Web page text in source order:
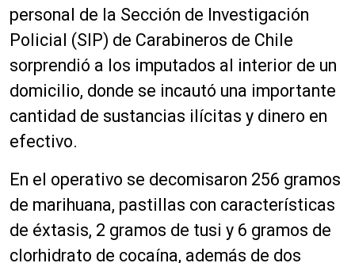
personal de la Sección de Investigación
Policial (SIP) de Carabineros de Chile
sorprendió a los imputados al interior de un
domicilio, donde se incautó una importante
cantidad de sustancias ilícitas y dinero en
efectivo.
En el operativo se decomisaron 256 gramos
de marihuana, pastillas con características
de éxtasis, 2 gramos de tusi y 6 gramos de
clorhidrato de cocaína, además de dos